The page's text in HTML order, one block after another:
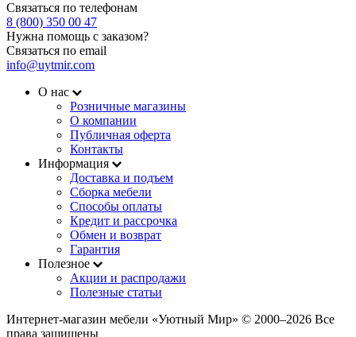
Связаться по телефонам
8 (800) 350 00 47
Нужна помощь с заказом?
Связаться по email
info@uytmir.com
О нас
Розничные магазины
О компании
Публичная оферта
Контакты
Информация
Доставка и подъем
Сборка мебели
Способы оплаты
Кредит и рассрочка
Обмен и возврат
Гарантия
Полезное
Акции и распродажи
Полезные статьи
Интернет-магазин мебели «Уютный Мир» © 2000‒2026 Все
права защищены